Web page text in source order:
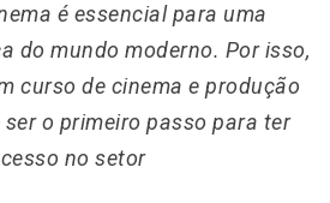
é essencial para uma
do mundo moderno. Por isso,
curso de cinema e produção
o primeiro passo para ter
no setor